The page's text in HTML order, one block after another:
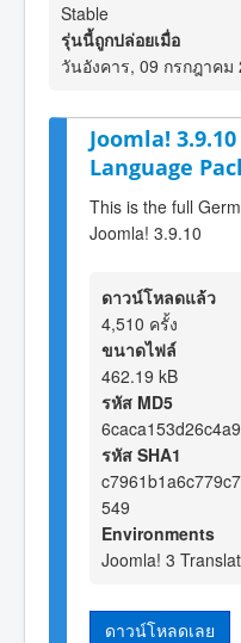
Stable
รุ่นนี้ถูกปล่อยเมื่อ
วันอังคาร, 09 กรกฎาคม
Joomla!
Language
This is the full
Joomla! 3.9.10
ดาวน์โหลดแล้ว
4,510 ครั้ง
ขนาดไฟล์
462.19 kB
รหัส MD5
รหัส SHA1
549
Environments
Joomla! 3
ดาวน์โหลดเลย